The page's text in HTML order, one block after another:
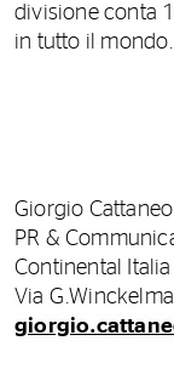
divisione conta
in tutto il mondo.
Giorgio Cattaneo
PR &
Continental Italia
Via